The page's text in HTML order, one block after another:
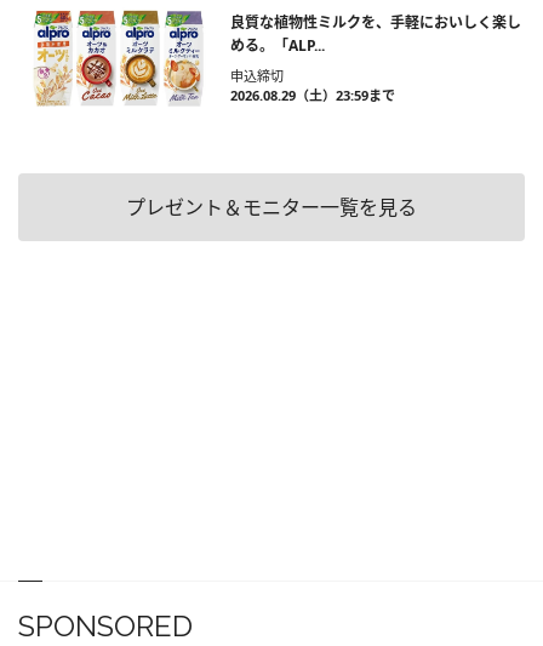
良質な植物性ミルクを、手軽においしく楽し
める。「ALP...
申込締切
2026.08.29（土）23:59まで
プレゼント＆モニター一覧を見る
SPONSORED